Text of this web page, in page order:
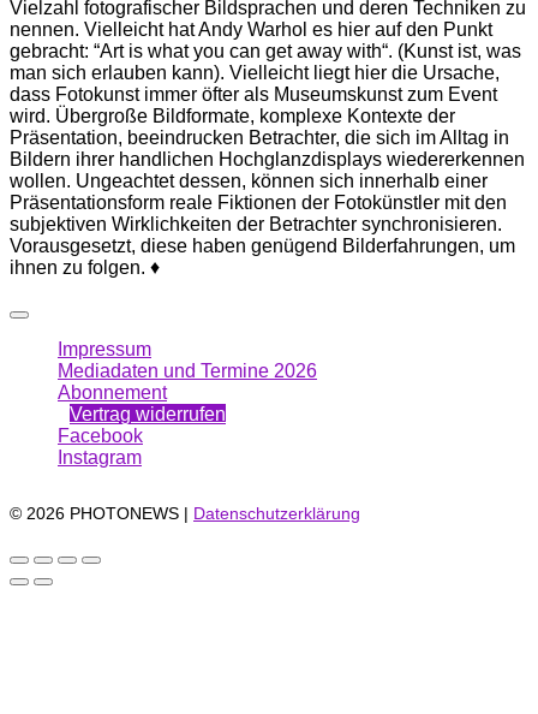
Vielzahl fotografischer Bildsprachen und deren Techniken zu
nennen. Vielleicht hat Andy Warhol es hier auf den Punkt
gebracht: “Art is what you can get away with“. (Kunst ist, was
man sich erlauben kann). Vielleicht liegt hier die Ursache,
dass Fotokunst immer öfter als Museumskunst zum Event
wird. Übergroße Bildformate, komplexe Kontexte der
Präsentation, beeindrucken Betrachter, die sich im Alltag in
Bildern ihrer handlichen Hochglanzdisplays wiedererkennen
wollen. Ungeachtet dessen, können sich innerhalb einer
Präsentationsform reale Fiktionen der Fotokünstler mit den
subjektiven Wirklichkeiten der Betrachter synchronisieren.
Vorausgesetzt, diese haben genügend Bilderfahrungen, um
ihnen zu folgen. ♦
Impressum
Mediadaten und Termine 2026
Abonnement
Vertrag widerrufen
Facebook
Instagram
© 2026 PHOTONEWS | Datenschutzerklärung